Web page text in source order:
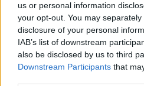
us or personal information
your opt-out. You may
disclosure of your personal
IAB’s list of downstream
also be disclosed by us to third
Downstream Participants that